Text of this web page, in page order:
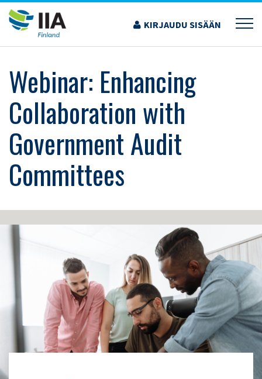
Siirry
sisältöön
KIRJAUDU SISÄÄN
›KOULUTUS JA TAPAHTUMAT
WEBINAR: ENHANCING COLLABORATION WITH
GOVERNMENT AUDIT COMMITTEES
Webinar: Enhancing
Collaboration with
Government Audit
Committees